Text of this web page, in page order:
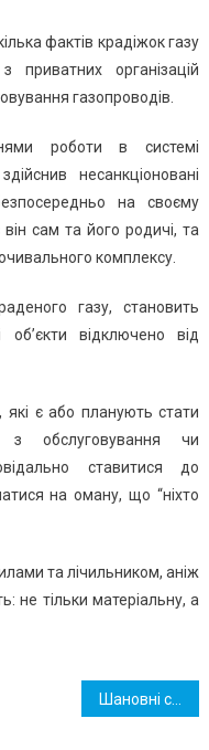
фактів крадіжок газу
приватних організацій
газопроводів.
роботи в системі
несанкціоновані
на своєму
сам та його родичі, та
комплексу.
газу, становить
відключено від
які є або планують стати
з обслуговування чи
ставитися до
на оману, що “ніхто
та лічильником, аніж
не тільки матеріальну, а
Шановні споживачі!